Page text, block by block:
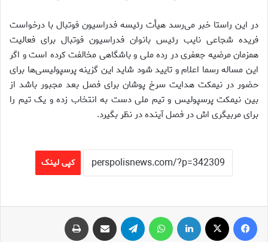
در این راستا خبر می‌رسد هیأت رئیسه فدراسیون فوتبال با درخواست
فریده شجاعی نایب رئیس بانوان فدراسیون فوتبال برای فعالیت
همزمان مرضیه جعفری در رده ملی و باشگاهی مخالفت کرده است و اگر
این مساله رسما اعلام و تایید شود شاید این گزینه پرسپولیسی‌ها برای
حضور در نیمکت هدایت سرخ پوشان برای فصل بعد مجبور باشد از
بین نیمکت پرسپولیس و تیم ملی دست به انتخاب زده و یک تیم را
برای مربیگری اش در فصل آینده در نظر بگیرد.
کپی لینک
فیس بوک لینکدین تلگرام اشتراک گذاری از طریق ایمیل